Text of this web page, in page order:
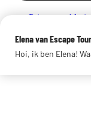
Links
© 2026 Escape Tours
Elena van Escape
Hoi, ik ben Elena!